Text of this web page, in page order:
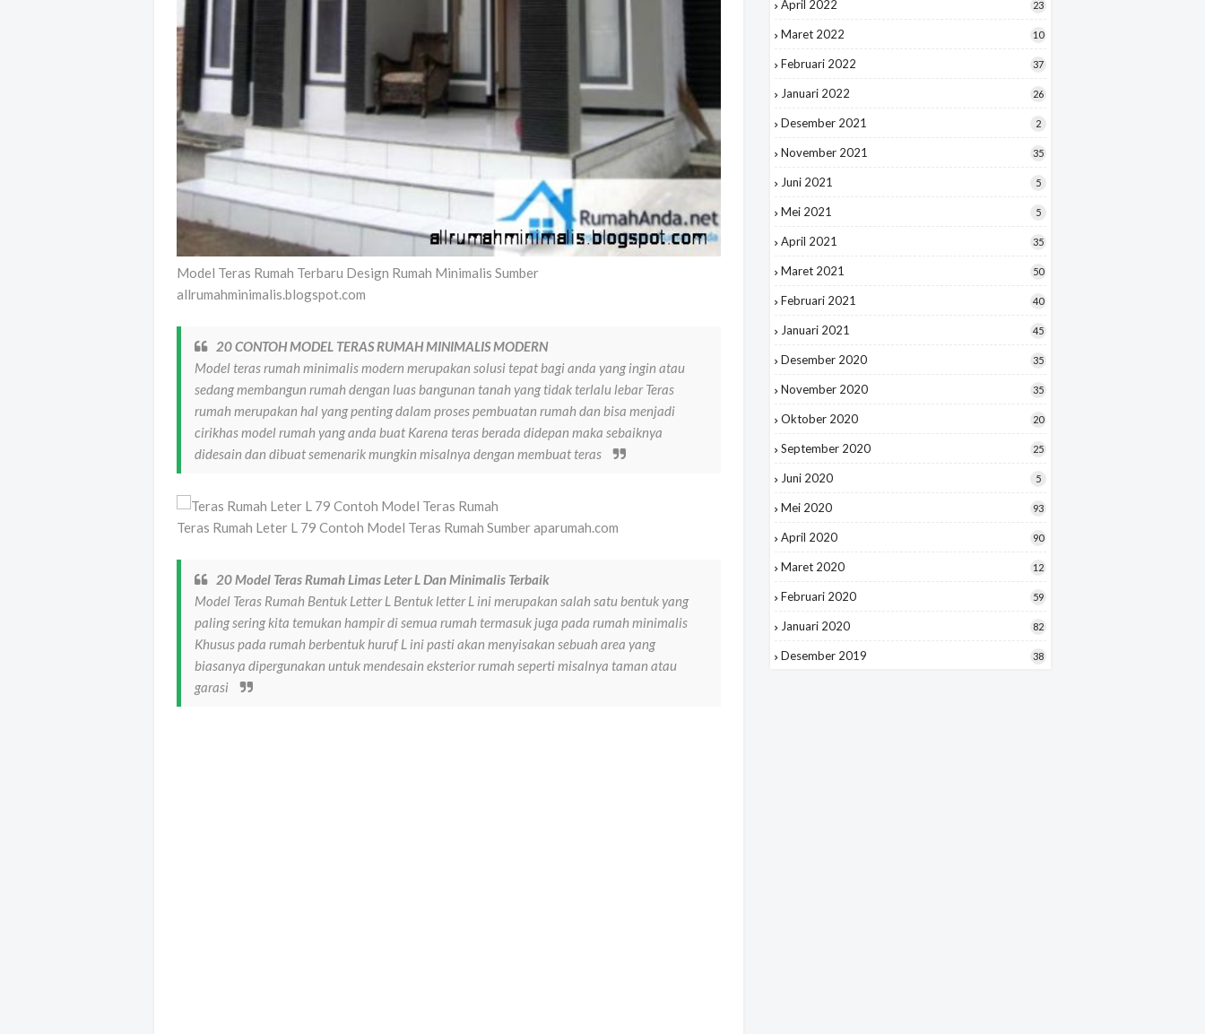
Model Teras Rumah Terbaru Design Rumah Minimalis Sumber
allrumahminimalis.blogspot.com
20 CONTOH MODEL TERAS RUMAH MINIMALIS MODERN
Model teras rumah minimalis modern merupakan solusi tepat bagi anda yang ingin atau
sedang membangun rumah dengan luas bangunan tanah yang tidak terlalu lebar Teras
rumah merupakan hal yang penting dalam proses pembuatan rumah dan bisa menjadi
cirikhas model rumah yang anda buat Karena teras berada didepan maka sebaiknya
didesain dan dibuat semenarik mungkin misalnya dengan membuat teras
Teras Rumah Leter L 79 Contoh Model Teras Rumah Sumber aparumah.com
20 Model Teras Rumah Limas Leter L Dan Minimalis Terbaik
Model Teras Rumah Bentuk Letter L Bentuk letter L ini merupakan salah satu bentuk yang
paling sering kita temukan hampir di semua rumah termasuk juga pada rumah minimalis
Khusus pada rumah berbentuk huruf L ini pasti akan menyisakan sebuah area yang
biasanya dipergunakan untuk mendesain eksterior rumah seperti misalnya taman atau
garasi
April 2022 23
Maret 2022 10
Februari 2022 37
Januari 2022 26
Desember 2021 2
November 2021 35
Juni 2021 5
Mei 2021 5
April 2021 35
Maret 2021 50
Februari 2021 40
Januari 2021 45
Desember 2020 35
November 2020 35
Oktober 2020 20
September 2020 25
Juni 2020 5
Mei 2020 93
April 2020 90
Maret 2020 12
Februari 2020 59
Januari 2020 82
Desember 2019 38